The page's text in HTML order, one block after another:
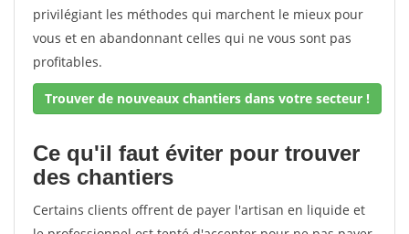
privilégiant les méthodes qui marchent le mieux pour
vous et en abandonnant celles qui ne vous sont pas
profitables.
Trouver de nouveaux chantiers dans votre secteur !
Ce qu'il faut éviter pour trouver
des chantiers
Certains clients offrent de payer l'artisan en liquide et